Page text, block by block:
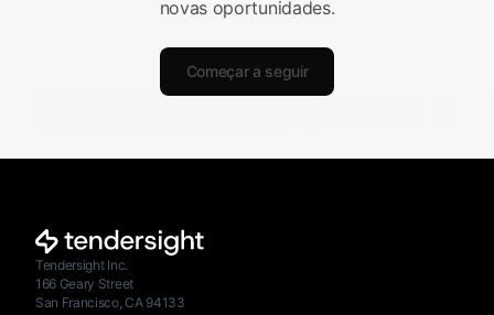
novas oportunidades.
Começar a seguir
Tendersight Inc.
166 Geary Street
San Francisco, CA 94133